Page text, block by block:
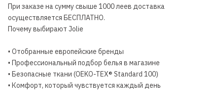
При заказе на сумму свыше 1000 леев доставка
осуществляется БЕСПЛАТНО.
Почему выбирают Jolie
• Отобранные европейские бренды
• Профессиональный подбор белья в магазине
• Безопасные ткани (OEKO-TEX® Standard 100)
• Комфорт, который чувствуется каждый день